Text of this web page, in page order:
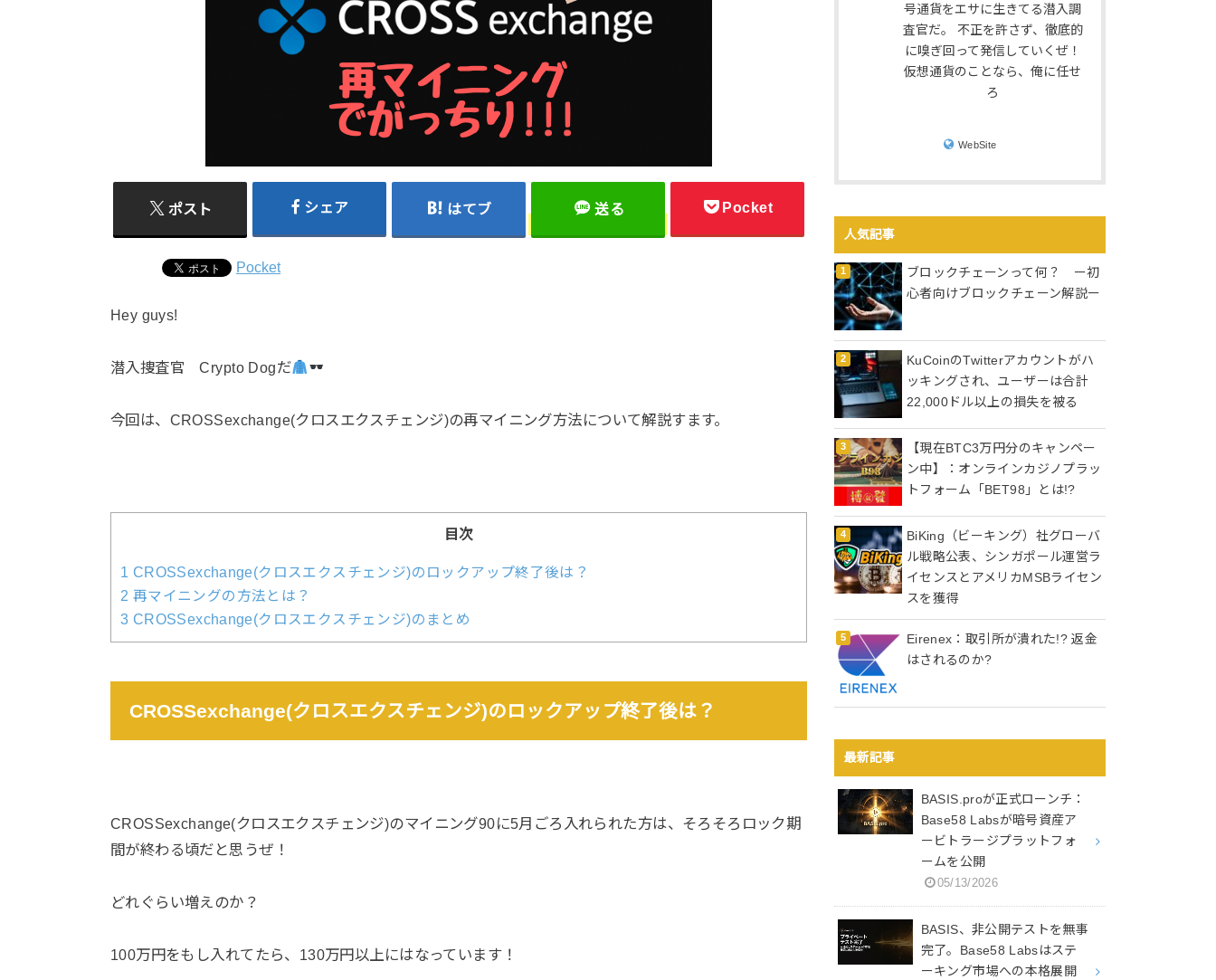
ポスト シェア はてブ 送る Pocket
Pocket
Hey guys!
潜入捜査官Crypto Dogだ
今回は、 CROSSexchange(クロスエクスチェンジ)の再マイニング方法について解説すます。
目次
1 CROSSexchange(クロスエクスチェンジ)のロックアップ終了後は？
2 再マイニングの方法とは？
3 CROSSexchange(クロスエクスチェンジ)のまとめ
CROSSexchange(クロスエクスチェンジ)のロックアップ終了後は？
CROSSexchange(クロスエクスチェンジ)のマイニング90に5月ごろ入れられた方は、そろそろロック期
間が終わる頃だと思うぜ！
どれぐらい増えのか？
100万円をもし入れてたら、 130万円以上にはなっています！
号通貨をエサに生きてる潜入調
査官だ。 不正を許さず、徹底的
に嗅ぎ回って発信していくぜ！
仮想通貨のことなら、俺に任せ
ろ
WebSite
人気記事
ブロックチェーンって何？ ー初
心者向けブロックチェーン解説ー
KuCoinのTwitterアカウントがハ
ッキングされ、ユーザーは合計
22,000ドル以上の損失を被る
【現在BTC3万円分のキャンペー
ン中】：オンラインカジノプラッ
トフォーム「BET98」とは!?
BiKing（ビーキング）社グローバ
ル戦略公表、シンガポール運営ラ
イセンスとアメリカMSBライセン
スを獲得
Eirenex：取引所が潰れた!? 返金
はされるのか?
最新記事
BASIS.proが正式ローンチ：
Base58 Labsが暗号資産ア
ービトラージプラットフォ
ームを公開
05/13/2026
BASIS、非公開テストを無事
完了。Base58 Labsはステ
ーキング市場への本格展開